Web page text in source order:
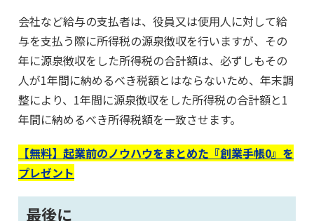
会社など給与の支払者は、役員又は使用人に対して給
与を支払う際に所得税の源泉徴収を行いますが、その
年に源泉徴収をした所得税の合計額は、必ずしもその
人が1年間に納めるべき税額とはならないため、年末調
整により、1年間に源泉徴収をした所得税の合計額と1
年間に納めるべき所得税額を一致させます。
【無料】起業前のノウハウをまとめた『創業手帳0』を
プレゼント
最後に